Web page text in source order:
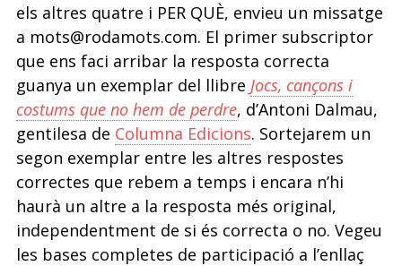
els altres quatre i PER QUÈ, envieu un missatge
a mots@rodamots.com. El primer subscriptor
que ens faci arribar la resposta correcta
guanya un exemplar del llibre Jocs, cançons i
costums que no hem de perdre, d’Antoni Dalmau,
gentilesa de Columna Edicions. Sortejarem un
segon exemplar entre les altres respostes
correctes que rebem a temps i encara n’hi
haurà un altre a la resposta més original,
independentment de si és correcta o no. Vegeu
les bases completes de participació a l’enllaç